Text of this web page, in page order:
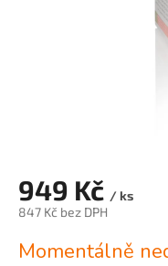
949 Kč / ks
847 Kč bez DPH
cena:
Momentálně